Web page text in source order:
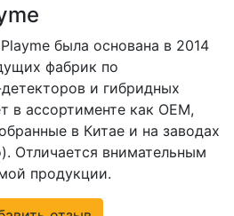
была основана в 2014
фабрик по
и гибридных
в ассортименте как OEM,
в Китае и на заводах
Отличается внимательным
продукции.